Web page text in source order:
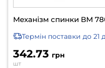
Механізм спинки ВМ
Термін поставки до 21
342.73 грн
шт